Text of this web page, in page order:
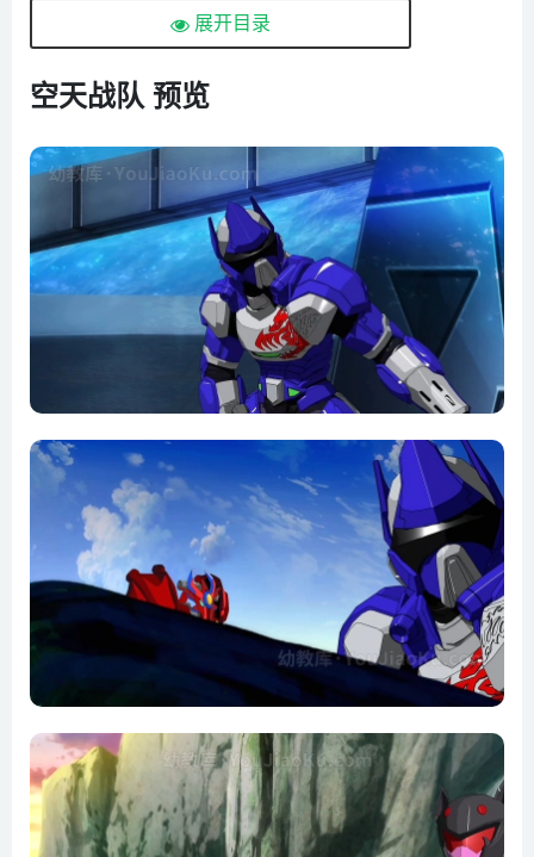
展开目录
空天战队 预览